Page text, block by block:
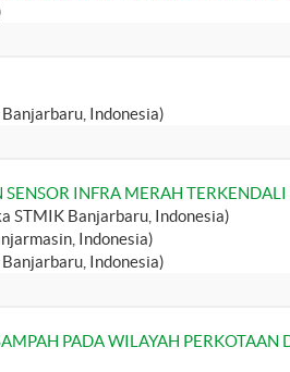
Indonesia)
INFRA MERAH
STMIK Banjarbaru, Indonesia)
Indonesia)
Indonesia)
PADA WILAYAH PERKOTAAN